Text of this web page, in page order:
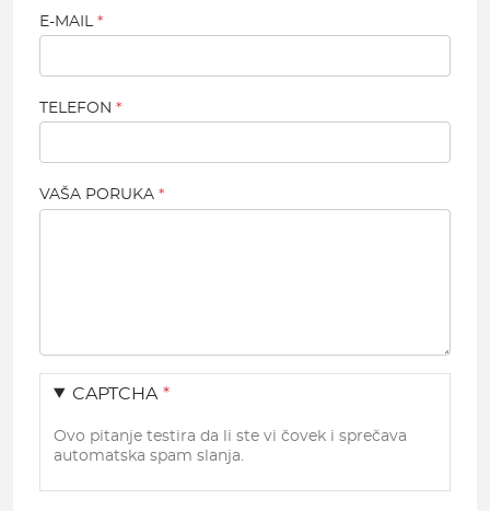
E-MAIL
TELEFON
VAŠA PORUKA
CAPTCHA
Ovo pitanje testira da li ste vi čovek i sprečava
automatska spam slanja.